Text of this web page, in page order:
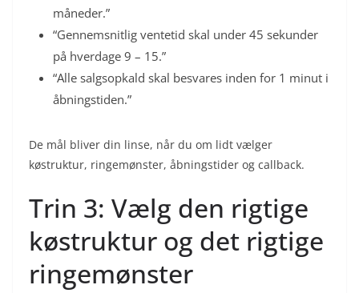
måneder.”
“Gennemsnitlig ventetid skal under 45 sekunder
på hverdage 9 – 15.”
“Alle salgsopkald skal besvares inden for 1 minut i
åbningstiden.”
De mål bliver din linse, når du om lidt vælger
køstruktur, ringemønster, åbningstider og callback.
Trin 3: Vælg den rigtige
køstruktur og det rigtige
ringemønster